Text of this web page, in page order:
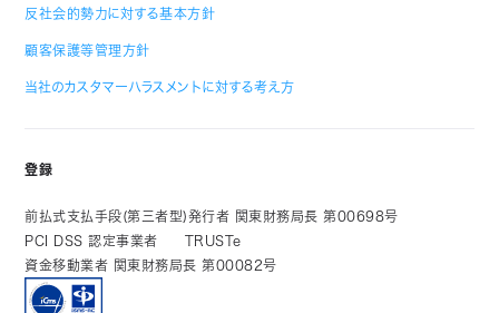
反社会的勢力に対する基本方針
顧客保護等管理方針
当社のカスタマーハラスメントに対する考え方
登録
前払式支払手段(第三者型)発行者 関東財務局長 第00698号
PCI DSS 認定事業者
TRUSTe
資金移動業者 関東財務局長 第00082号